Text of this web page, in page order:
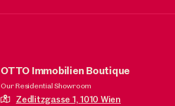
OTTO Immobilien Boutique
Our Residential Showroom
Zedlitzgasse 1,1010 Wien